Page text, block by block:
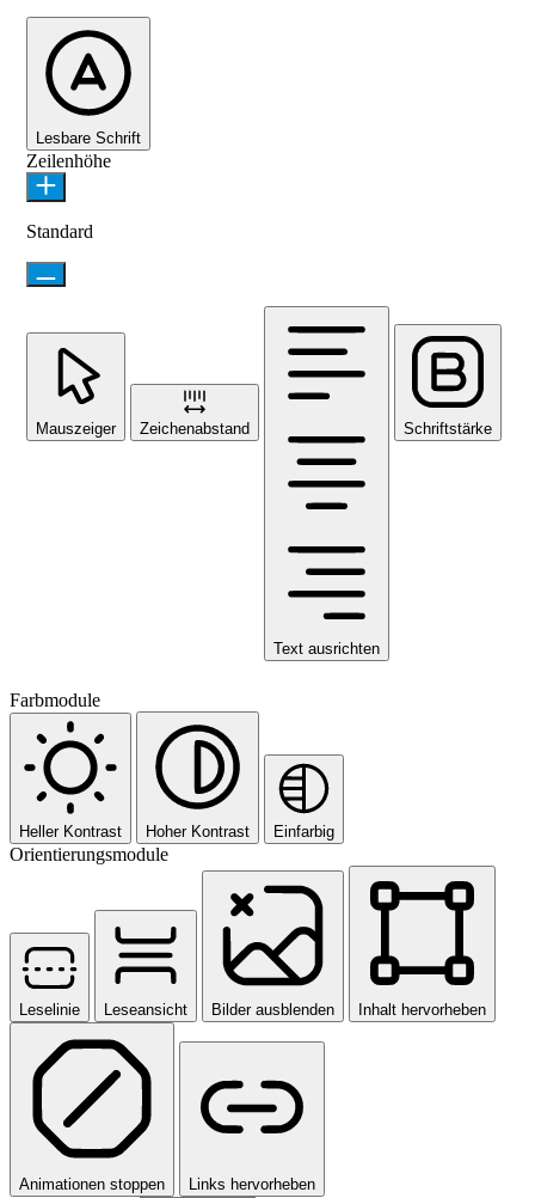
Lesbare Schrift
Zeilenhöhe
Standard
Mauszeiger Zeichenabstand
Text ausrichten
Schriftstärke
Farbmodule
Heller Kontrast Hoher Kontrast Einfarbig
Orientierungsmodule
Leselinie Leseansicht Bilder ausblenden Inhalt hervorheben
Animationen stoppen Links hervorheben